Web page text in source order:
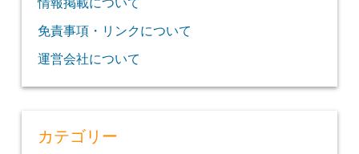
免責事項・リンクについて
運営会社について
カテゴリー